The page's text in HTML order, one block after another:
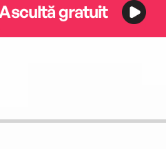
gratuit